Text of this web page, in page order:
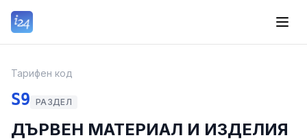
Тарифен код
S9 РАЗДЕЛ
ДЪРВEН МАТЕРИАЛ И ИЗДЕЛИЯ